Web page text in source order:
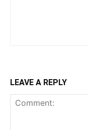
LEAVE A REPLY